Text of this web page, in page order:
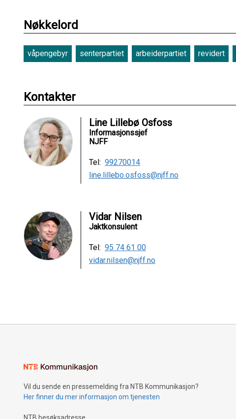
Nøkkelord
våpengebyr senterpartiet arbeiderpartiet revidert
Kontakter
Line Lillebø Osfoss
Informasjonssjef
NJFF
Tel: 99270014
line.lillebo.osfoss@njff.no
Vidar Nilsen
Jaktkonsulent
Tel: 95 74 61 00
vidar.nilsen@njff.no
Vil du sende en pressemelding fra NTB Kommunikasjon?
Her finner du mer informasjon om tjenesten